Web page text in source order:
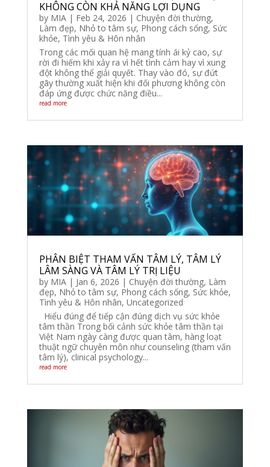
KHÔNG CÒN KHẢ NĂNG LỢI DỤNG
by MIA| Feb 24, 2026 | Chuyện đời thường,
Làm đẹp, Nhỏ to tâm sự, Phong cách sống, Sức
khỏe, Tình yêu & Hôn nhân
Trong các mối quan hệ mang tính ái kỷ cao, sự
rời đi hiếm khi xảy ra vì hết tình cảm hay vì xung
đột không thể giải quyết. Thay vào đó, sự đứt
gãy thường xuất hiện khi đối phương không còn
đáp ứng được chức năng điều...
read more
PHÂN BIỆT THAM VẤN TÂM LÝ, TÂM LÝ
LÂM SÀNG VÀ TÂM LÝ TRỊ LIỆU
by MIA| Jan 6, 2026 | Chuyện đời thường, Làm
đẹp, Nhỏ to tâm sự, Phong cách sống, Sức khỏe,
Tình yêu & Hôn nhân, Uncategorized
Hiểu đúng để tiếp cận đúng dịch vụ sức khỏe
tâm thần Trong bối cảnh sức khỏe tâm thần tại
Việt Nam ngày càng được quan tâm, hàng loạt
thuật ngữ chuyên môn như counseling (tham vấn
tâm lý), clinical psychology...
read more